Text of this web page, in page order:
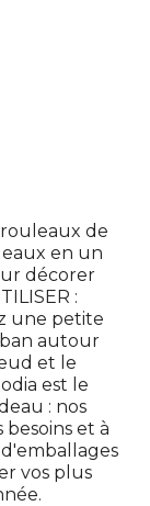
de
en un
décorer
:
une petite
autour
et le
est le
: nos
et à
vos plus